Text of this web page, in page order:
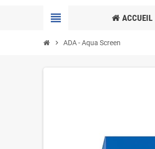
view_headline ACCUEIL
chevron_right ADA - Aqua Screen